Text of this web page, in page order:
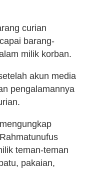
curian
barang-
milik korban.
akun media
pengalamannya
teman-teman
pakaian,